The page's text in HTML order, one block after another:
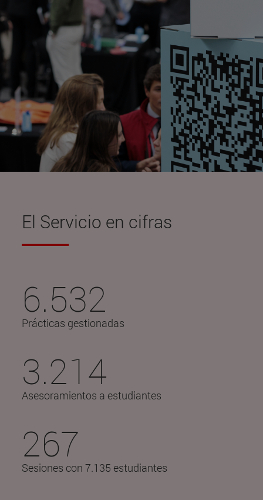
El Servicio en cifras
6.532
Prácticas gestionadas
3.214
Asesoramientos a estudiantes
267
Sesiones con 7.135 estudiantes